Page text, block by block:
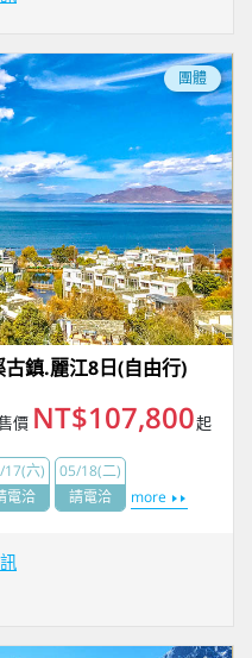
團體
鎮.麗江8日(自由行)
價 NT$107,800起
17(六)
電洽
05/18(二)
請電洽
more